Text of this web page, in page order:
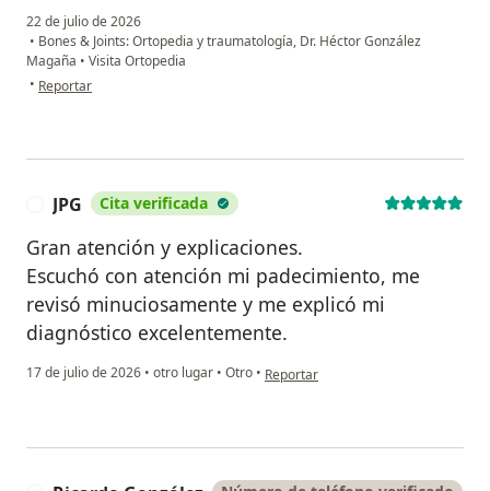
22 de julio de 2026
• Bones & Joints: Ortopedia y traumatología, Dr. Héctor González
Magaña • Visita Ortopedia
• en opinión del usuario Antonio Angeles Sánchez
Reportar
JPG Cita verificada
Gran atención y explicaciones.
Escuchó con atención mi padecimiento, me
revisó minuciosamente y me explicó mi
diagnóstico excelentemente.
17 de julio de 2026 • otro lugar • Otro • en opinión del usuario JPG
Reportar